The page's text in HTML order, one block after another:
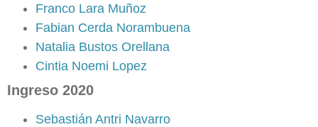
Franco Lara Muñoz
Fabian Cerda Norambuena
Natalia Bustos Orellana
Cintia Noemi Lopez
Ingreso 2020
Sebastián Antri Navarro